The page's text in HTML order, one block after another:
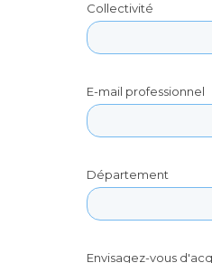
Collectivité
E-mail professionnel
Département
Envisagez-vous